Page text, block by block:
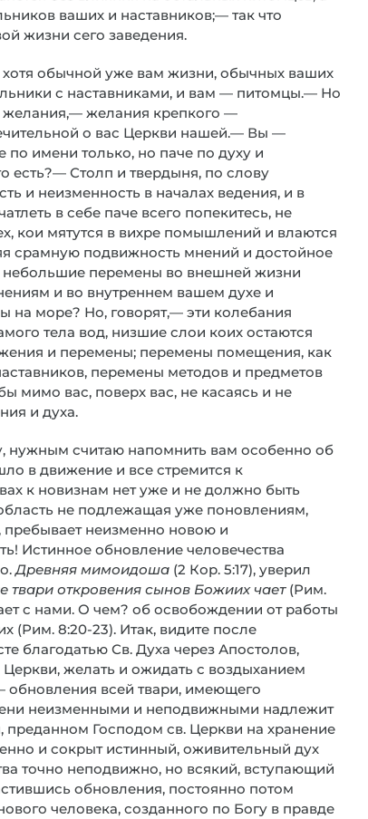
ваших и наставников;— так что
жизни сего заведения.
обычной уже вам жизни, обычных ваших
с наставниками, и вам — питомцы.— Но
желания крепкого —
о вас Церкви нашей.— Вы —
имени только, но паче по духу и
есть?— Столп и твердыня, по слову
и неизменность в началах ведения, и в
в себе паче всего попекитесь, не
кои мятутся в вихре помышлений и влаются
срамную подвижность мнений и достойное
перемены во внешней жизни
и во внутреннем вашем духе и
на море? Но, говорят,— эти колебания
тела вод, низшие слои коих остаются
и перемены; перемены помещения, как
перемены методов и предметов
мимо вас, поверх вас, не касаясь и не
и духа.
нужным считаю напомнить вам особенно об
в движение и все стремится к
к новизнам нет уже и не должно быть
не подлежащая уже поновлениям,
неизменно новою и
Истинное обновление человечества
Древняя мимоидоша (2 Кор. 5:17), уверил
твари откровения сынов Божиих чает(Рим.
с нами. О чем? об освобождении от работы
(Рим. 8:20-23). Итак, видите после
благодатью Св. Духа через Апостолов,
желать и ожидать с воздыханием
обновления всей твари, имеющего
неизменными и неподвижными надлежит
Господом св. Церкви на хранение
и сокрыт истинный, оживительный дух
точно неподвижно, но всякий, вступающий
обновления, постоянно потом
человека, созданного по Богу в правде